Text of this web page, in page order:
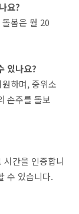
요?
봄은 월 20
있나요?
하며, 중위소
손주를 돌보
간을 인증합니
수 있습니다.